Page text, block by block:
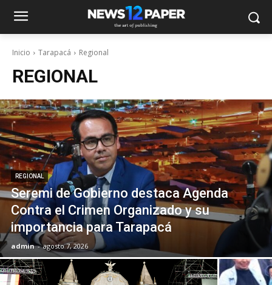
Inicio Tarapacá Regional
REGIONAL
REGIONAL
Seremi de Gobierno destaca Agenda
Contra el Crimen Organizado y su
importancia para Tarapacá
admin - agosto 7, 2026